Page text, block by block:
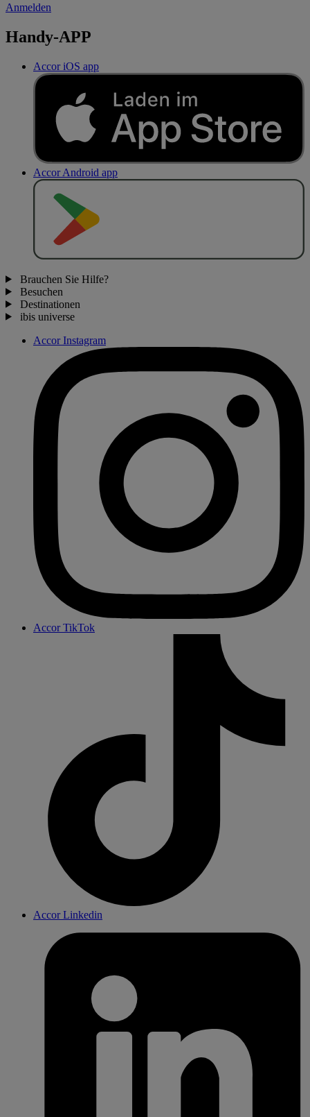
Anmelden
Handy-APP
Accor iOS app
Accor Android app
Brauchen Sie Hilfe?
Besuchen
Destinationen
ibis universe
Accor Instagram
Accor TikTok
Accor Linkedin